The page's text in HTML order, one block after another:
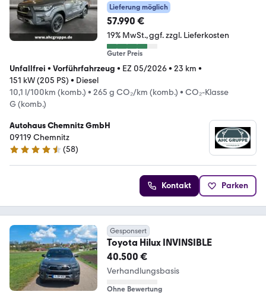
Lieferung möglich
57.990 €
19% MwSt. ggf. zzgl. Lieferkosten
Guter Preis
Unfallfrei • Vorführfahrzeug • EZ 05/2026• 23 km •
151 kW (205 PS) • Diesel
10,1 l/100km (komb.) • 265 g CO₂/km (komb.) • CO₂-Klasse
G (komb.)
Autohaus Chemnitz GmbH
09119 Chemnitz
4.3 Sterne
(58)
Kontakt Parken
Gesponsert
Toyota Hilux INVINSIBLE
40.500 €
Verhandlungsbasis
Ohne Bewertung